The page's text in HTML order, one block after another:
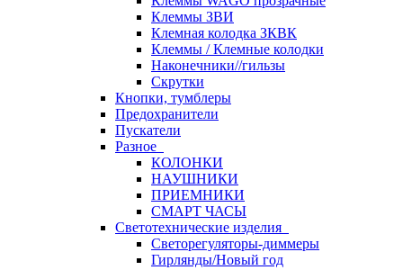
Клеммы ЗВИ
Клемная колодка ЗКВК
Клеммы / Клемные колодки
Наконечники//гильзы
Скрутки
Кнопки, тумблеры
Предохранители
Пускатели
Разное
КОЛОНКИ
НАУШНИКИ
ПРИЕМНИКИ
СМАРТ ЧАСЫ
Светотехнические изделия
Светорегуляторы-диммеры
Гирлянды/Новый год